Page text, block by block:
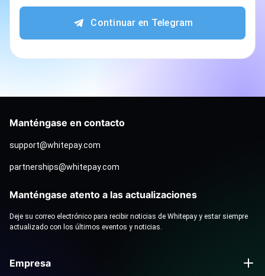
Continuar en Telegram
Manténgase en contacto
support@whitepay.com
partnerships@whitepay.com
Manténgase atento a las actualizaciones
Deje su correo electrónico para recibir noticias de Whitepay y estar siempre
actualizado con los últimos eventos y noticias.
Empresa